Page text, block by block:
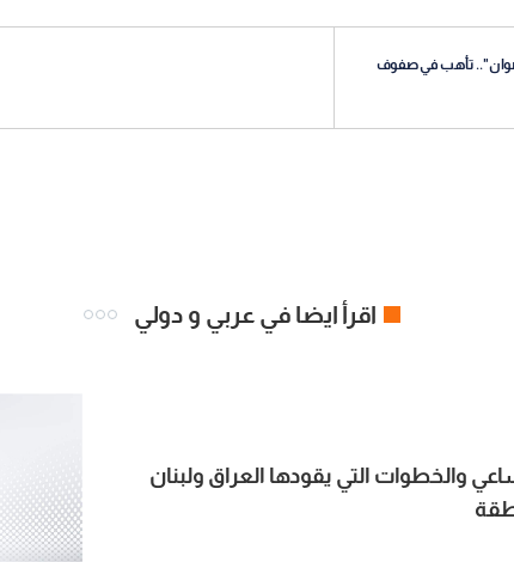
تأهب في صفوف
اقرأ ايضا في عربي و دولي
والخطوات التي يقودها العراق ولبنان